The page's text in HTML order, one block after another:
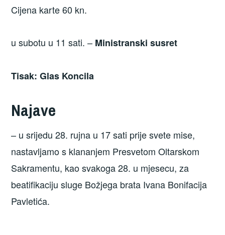
Cijena karte 60 kn.
u subotu u 11 sati. – Ministranski susret
Tisak: Glas Koncila
Najave
– u srijedu 28. rujna u 17 sati prije svete mise,
nastavljamo s klananjem Presvetom Oltarskom
Sakramentu, kao svakoga 28. u mjesecu, za
beatifikaciju sluge Božjega brata Ivana Bonifacija
Pavletića.